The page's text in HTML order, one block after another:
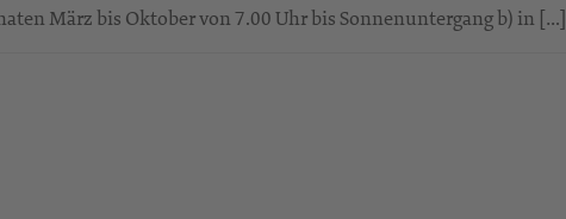
März bis Oktober von 7.00 Uhr bis Sonnenuntergang b) in […]